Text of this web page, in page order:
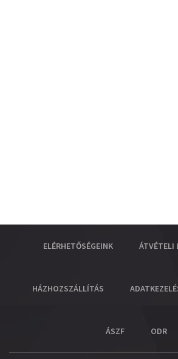
ELÉRHETŐSÉGEINK ÁTVÉTELI
HÁZHOZSZÁLLÍTÁS
ÁSZF ODR